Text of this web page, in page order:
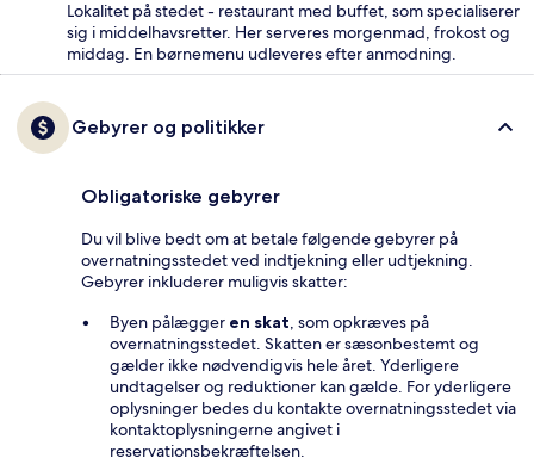
Lokalitet på stedet - restaurant med buffet, som specialiserer
sig i middelhavsretter. Her serveres morgenmad, frokost og
middag. En børnemenu udleveres efter anmodning.
Gebyrer og politikker
Obligatoriske gebyrer
Du vil blive bedt om at betale følgende gebyrer på
overnatningsstedet ved indtjekning eller udtjekning.
Gebyrer inkluderer muligvis skatter:
Byen pålægger en skat, som opkræves på
overnatningsstedet. Skatten er sæsonbestemt og
gælder ikke nødvendigvis hele året. Yderligere
undtagelser og reduktioner kan gælde. For yderligere
oplysninger bedes du kontakte overnatningsstedet via
kontaktoplysningerne angivet i
reservationsbekræftelsen.